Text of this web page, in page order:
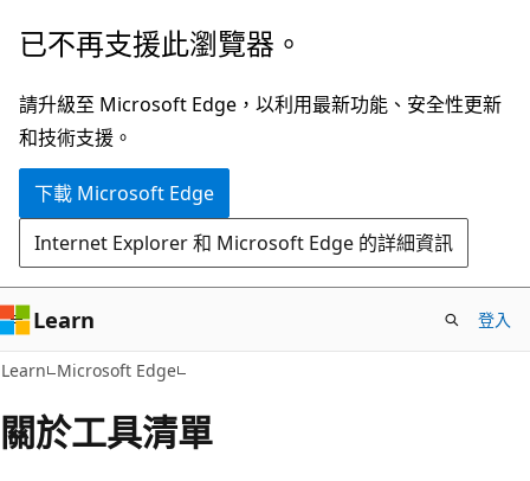
跳
主
要
內
已不再支援此瀏覽器。
請升級至 Microsoft Edge，以利用最新功能、安全性更新
和技術支援。
下載 Microsoft Edge
Internet Explorer 和 Microsoft Edge 的詳細資訊
Learn 登入
Learn Microsoft Edge
關於工具清單